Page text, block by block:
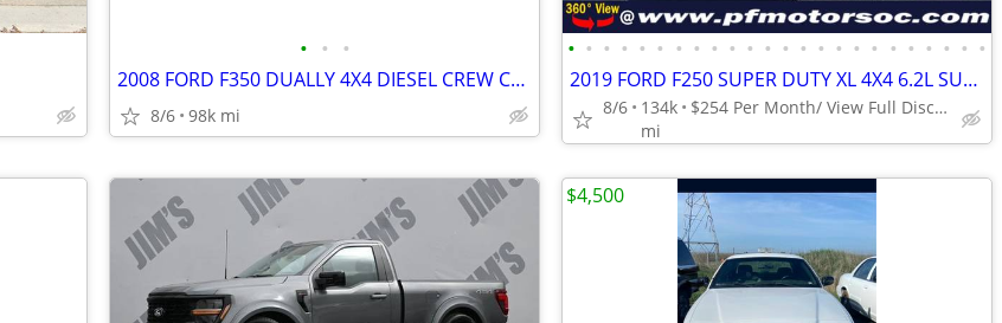
• • •
2008 FORD F350 DUALLY 4X4 DIESEL CREW CAB LARIAT $27,900
8/6 98k mi
• • • • • • • • • • • • • • • • • • • • • • • •
2019 FORD F250 SUPER DUTY XL 4X4 6.2L SUPER CAB LONG BED BACKUP CAM
8/6
134k
mi
$254 Per Month/ View Full Disclaimer Below/ EASY FINANCING
$4,500